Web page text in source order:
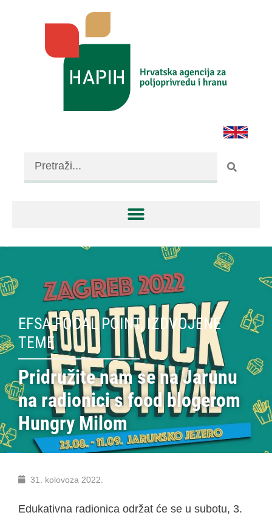
EFSA FOCAL POINT,IZDVOJENE
TEME
Pridružite nam se na Jarunu
na radionici s food blogerom
Hungry Milom
31. kolovoza 2022.
Edukativna radionica održat će se u subotu, 3.